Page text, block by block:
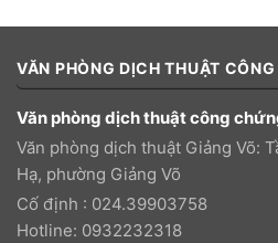
VĂN PHÒNG DỊCH THUẬT
Văn phòng dịch thuật công
Văn phòng dịch thuật Giảng Võ:
Hạ, phường Giảng Võ
Cố định : 024.39903758
Hotline: 0932232318